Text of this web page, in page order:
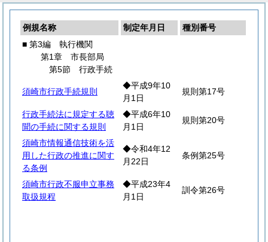
例規名称 制定年月日
種別番号
■ 第3編 執行機関
第1章 市長部局
第5節 行政手続
須崎市行政手続規則
◆平成9年10
月1日
規則第17号
行政手続法に規定する聴
聞の手続に関する規則
◆平成6年10
月1日
規則第20号
須崎市情報通信技術を活
用した行政の推進に関す
る条例
◆令和4年12
月22日
条例第25号
須崎市行政不服申立事務
取扱規程
◆平成23年4
月1日
訓令第26号